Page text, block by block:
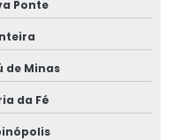
Ponte
de Minas
da Fé